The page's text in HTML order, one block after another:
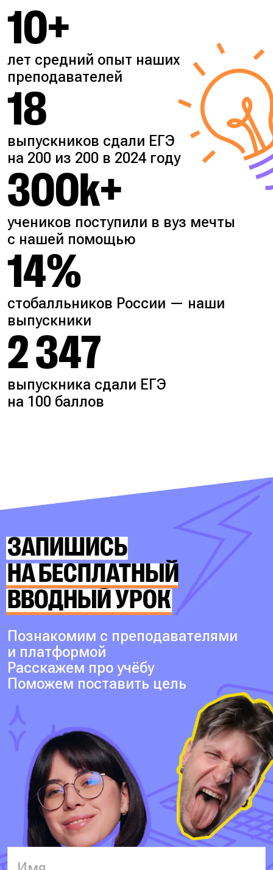
10+
лет средний опыт наших
преподавателей
18
выпускников сдали ЕГЭ
на 200 из 200 в 2024 году
300k+
учеников поступили в вуз мечты
с нашей помощью
14%
стобалльников России — наши
выпускники
2 347
выпускника сдали ЕГЭ
на 100 баллов
ЗАПИШИСЬ
НА БЕСПЛАТНЫЙ
ВВОДНЫЙ УРОК
Познакомим с преподавателями
и платформой
Расскажем про учёбу
Поможем поставить цель